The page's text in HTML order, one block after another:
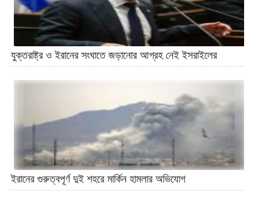
যুক্তরাষ্ট্র ও ইরানের সংঘাতে জড়ানোর আগ্রহ নেই ইসরাইলের
ইরানের গুরুত্বপূর্ণ দুই শহরে মার্কিন হামলার অভিযোগ